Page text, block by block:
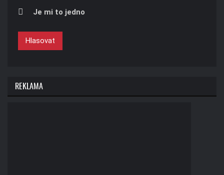
Je mi to jedno
Hlasovat
REKLAMA